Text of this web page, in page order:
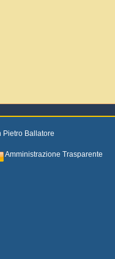
Ballatore
Amministrazione Trasparente